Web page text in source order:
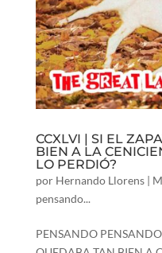
CCXLVI | SI EL
BIEN A LA
LO PERDIÓ?
por Hernando Llorens|
pensando...
PENSANDO